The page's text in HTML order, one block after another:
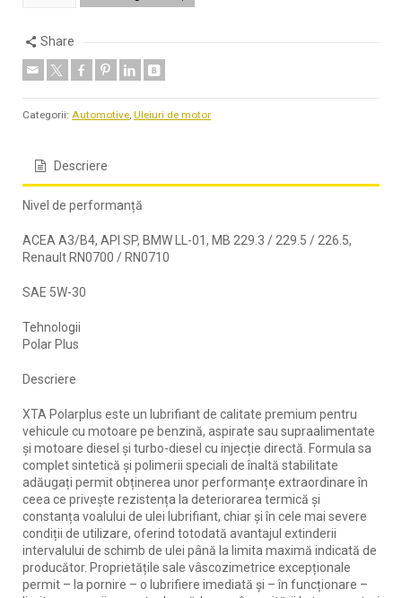
Share
Categorii: Automotive, Uleiuri de motor
Descriere
Nivel de performanță
ACEA A3/B4, API SP, BMW LL-01, MB 229.3 / 229.5 / 226.5,
Renault RN0700 / RN0710
SAE 5W-30
Tehnologii
Polar Plus
Descriere
XTA Polarplus este un lubrifiant de calitate premium pentru
vehicule cu motoare pe benzină, aspirate sau supraalimentate
și motoare diesel și turbo-diesel cu injecție directă. Formula sa
complet sintetică și polimerii speciali de înaltă stabilitate
adăugați permit obținerea unor performanțe extraordinare în
ceea ce privește rezistența la deteriorarea termică și
constanța voalului de ulei lubrifiant, chiar și în cele mai severe
condiții de utilizare, oferind totodată avantajul extinderii
intervalului de schimb de ulei până la limita maximă indicată de
producător. Proprietățile sale vâscozimetrice excepționale
permit – la pornire – o lubrifiere imediată și – în funcționare –